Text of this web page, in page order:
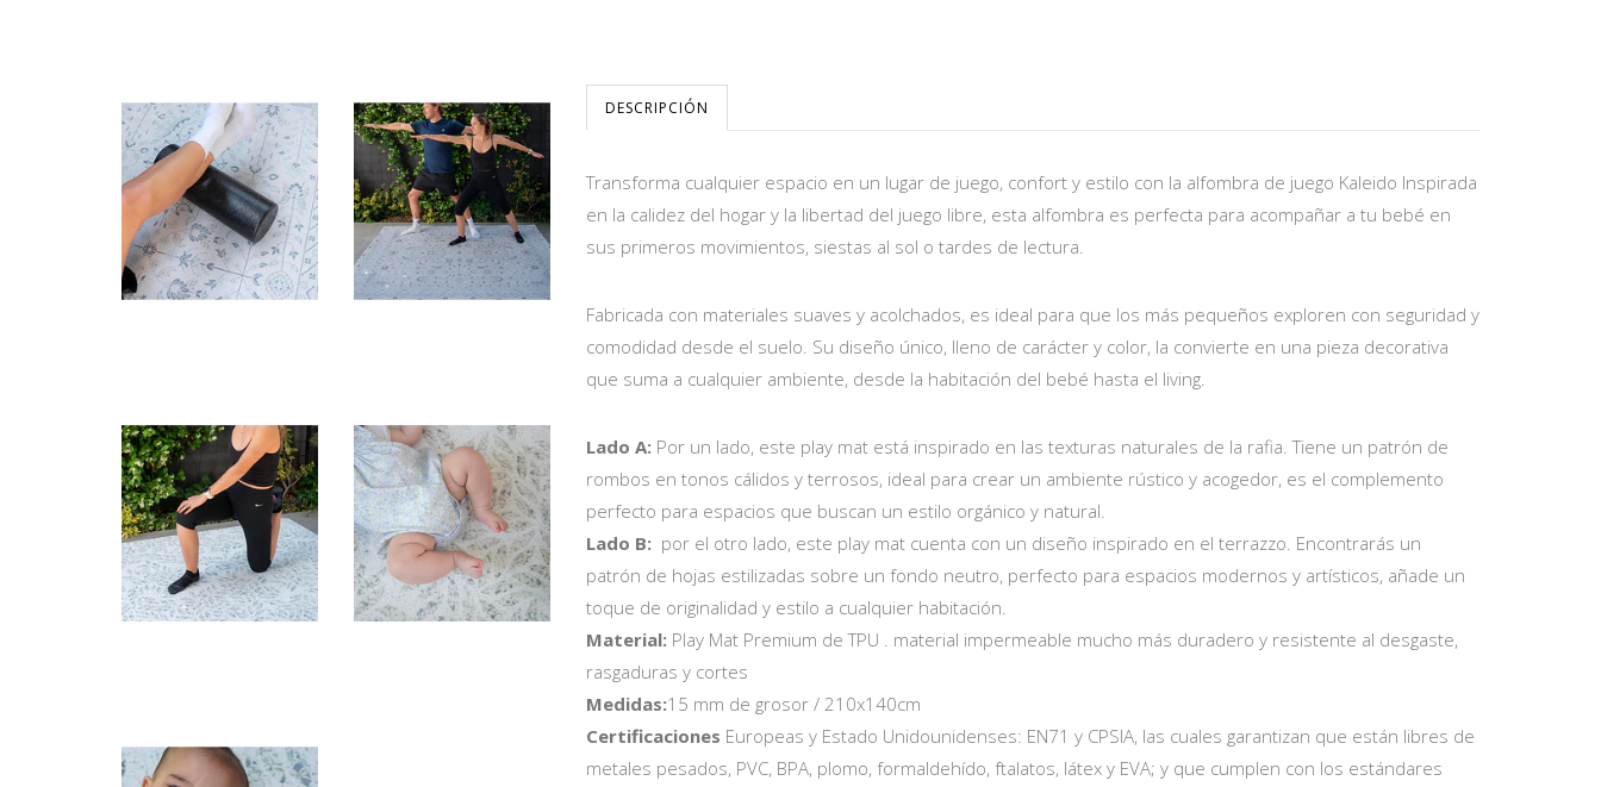
DESCRIPCIÓN
Transforma cualquier espacio en un lugar de juego, confort y estilo con la alfombra de juego Kaleido Inspirada
en la calidez del hogar y la libertad del juego libre, esta alfombra es perfecta para acompañar a tu bebé en
sus primeros movimientos, siestas al sol o tardes de lectura.
Fabricada con materiales suaves y acolchados, es ideal para que los más pequeños exploren con seguridad y
comodidad desde el suelo. Su diseño único, lleno de carácter y color, la convierte en una pieza decorativa
que suma a cualquier ambiente, desde la habitación del bebé hasta el living.
Lado A: Por un lado, este play mat está inspirado en las texturas naturales de la rafia. Tiene un patrón de
rombos en tonos cálidos y terrosos, ideal para crear un ambiente rústico y acogedor, es el complemento
perfecto para espacios que buscan un estilo orgánico y natural.
Lado B: por el otro lado, este play mat cuenta con un diseño inspirado en el terrazzo. Encontrarás un
patrón de hojas estilizadas sobre un fondo neutro, perfecto para espacios modernos y artísticos, añade un
toque de originalidad y estilo a cualquier habitación.
Material: Play Mat Premium de TPU . material impermeable mucho más duradero y resistente al desgaste,
rasgaduras y cortes
Medidas:15 mm de grosor / 210x140cm
Certificaciones Europeas y Estado Unidounidenses: EN71 y CPSIA, las cuales garantizan que están libres de
metales pesados, PVC, BPA, plomo, formaldehído, ftalatos, látex y EVA; y que cumplen con los estándares